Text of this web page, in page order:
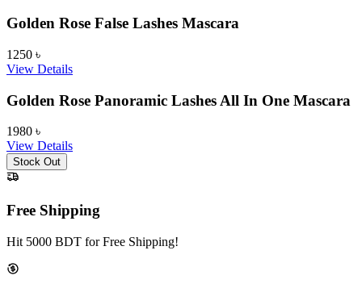
Golden Rose False Lashes Mascara
1250 ৳
View Details
Golden Rose Panoramic Lashes All In One Mascara
1980 ৳
View Details
Stock Out
Free Shipping
Hit 5000 BDT for Free Shipping!